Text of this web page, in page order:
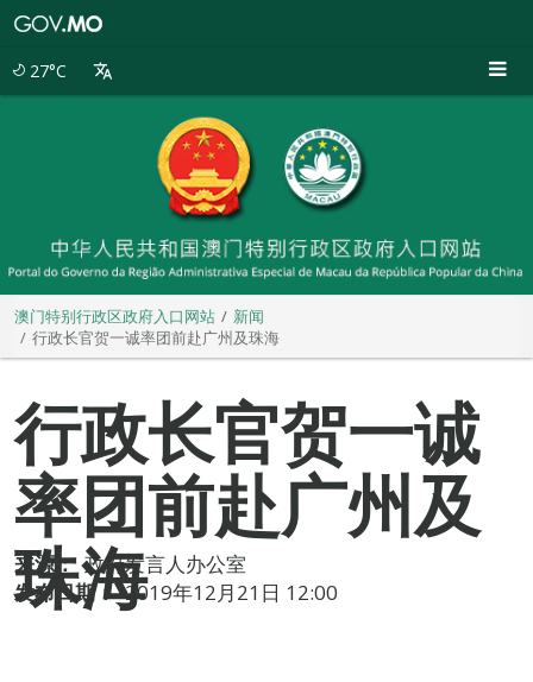
27°C
澳门特别行政区政府入口网站
新闻
行政长官贺一诚率团前赴广州及珠海
行政长官贺一诚
率团前赴广州及
珠海
来源： 政府发言人办公室
发布日期： 2019年12月21日 12:00